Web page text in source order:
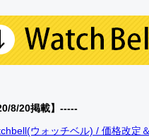
8/20掲載】-----
ウォッチベル) / 価格改定